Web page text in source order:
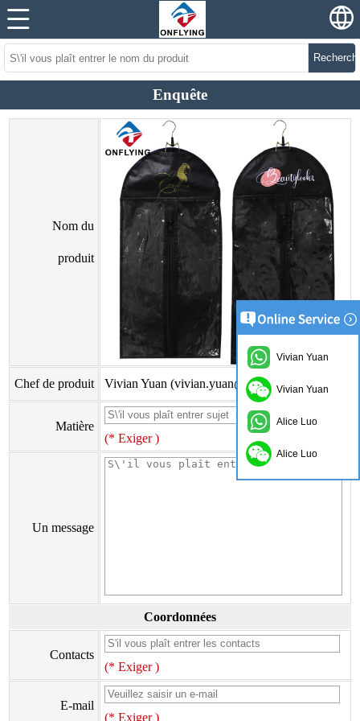
Enquête
Nom du
produit
Chef de produit Vivian Yuan (vivian.yuan@onflyingcn.com)
Matière
(* Exiger )
Un message
Coordonnées
Contacts
(* Exiger )
E-mail
(* Exiger )
Vivian Yuan
Vivian Yuan
Alice Luo
Alice Luo